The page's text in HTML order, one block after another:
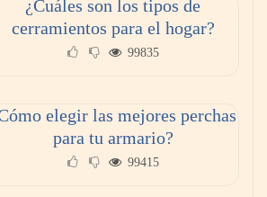
¿Cuáles son los tipos de
cerramientos para el hogar?
99835
elegir las mejores perchas
para tu armario?
99415